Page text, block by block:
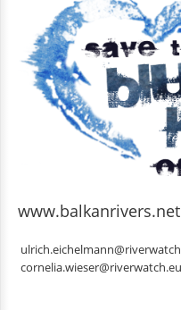
www.balkanrivers.net
cornelia.wieser@riverwatch.eu